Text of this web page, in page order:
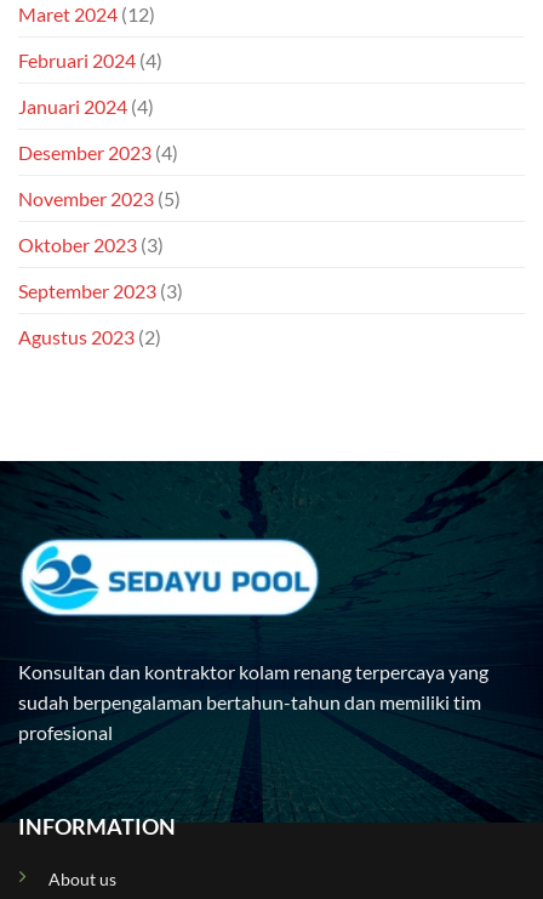
Maret 2024 (12)
Februari 2024 (4)
Januari 2024 (4)
Desember 2023 (4)
November 2023 (5)
Oktober 2023 (3)
September 2023 (3)
Agustus 2023 (2)
Konsultan dan kontraktor kolam renang terpercaya yang
sudah berpengalaman bertahun-tahun dan memiliki tim
profesional
INFORMATION
About us